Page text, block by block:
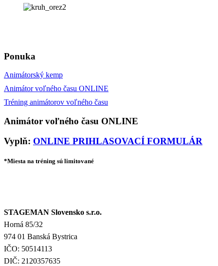
Ponuka
Animátorský kemp
Animátor voľného času ONLINE
Tréning animátorov voľného času
Animátor voľného času ONLINE
Vyplň: ONLINE PRIHLASOVACÍ FORMULÁR
*Miesta na tréning sú limitované
STAGEMAN Slovensko s.r.o.
Horná 85/32
974 01 Banská Bystrica
IČO: 50514113
DIČ: 2120357635